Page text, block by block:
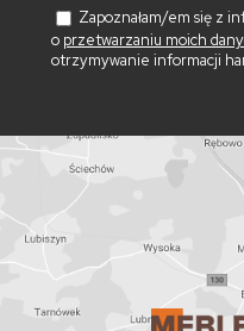
Zapoznałam/em się z
o przetwarzaniu moich
otrzymywanie informacji